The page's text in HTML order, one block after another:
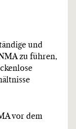
und
zu führen,
vor dem